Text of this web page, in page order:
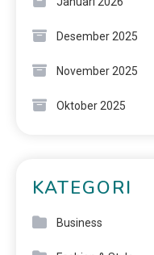
Desember 2025
November 2025
Oktober 2025
KATEGORI
Business